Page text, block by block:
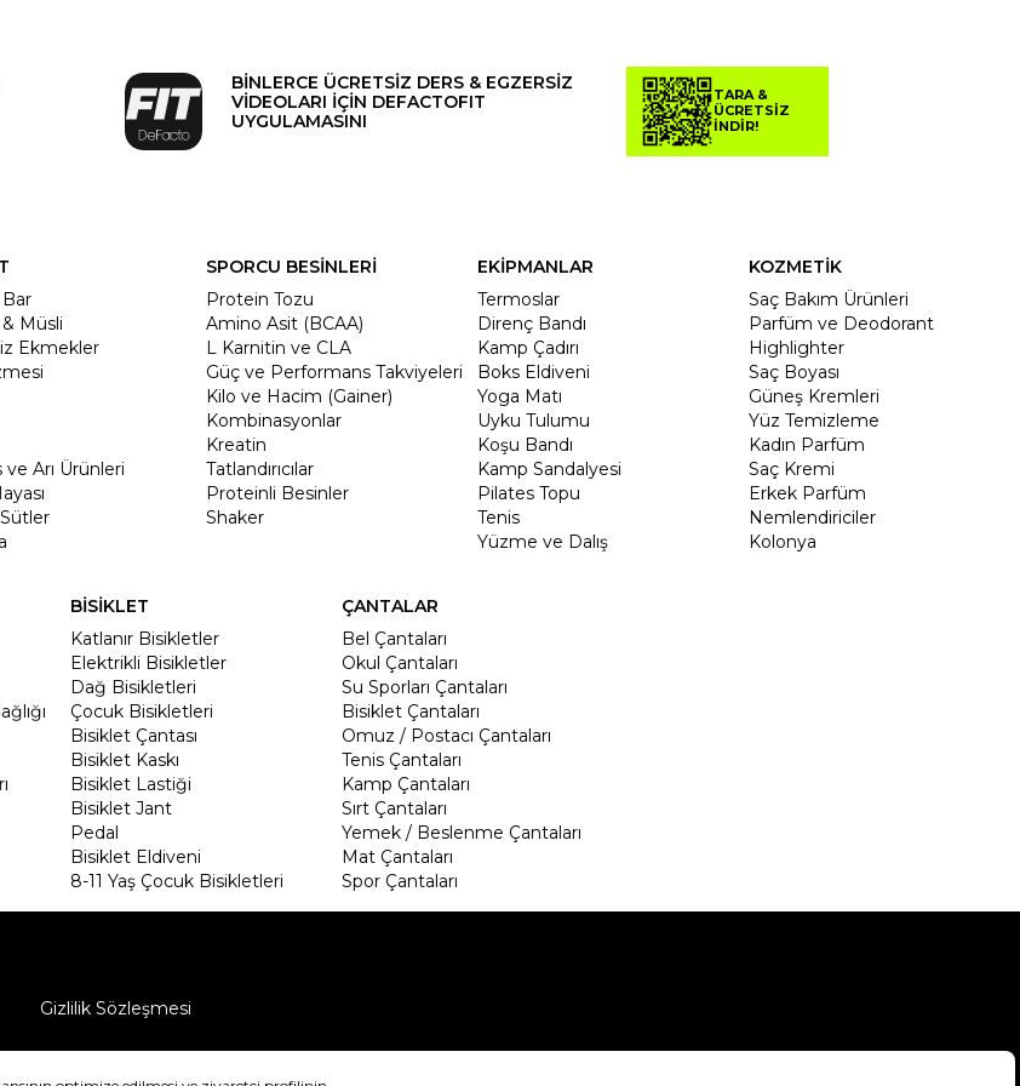
BİNLERCE ÜCRETSİZ DERS & EGZERSİZ
VİDEOLARI İÇİN DEFACTOFIT
UYGULAMASINI
TARA &
ÜCRETSİZ
İNDİR!
Müsli
Ekmekler
ve Arı Ürünleri
SPORCU BESİNLERİ
Protein Tozu
Amino Asit (BCAA)
L Karnitin ve CLA
Güç ve Performans Takviyeleri
Kilo ve Hacim (Gainer)
Kombinasyonlar
Kreatin
Tatlandırıcılar
Proteinli Besinler
Shaker
EKİPMANLAR
Termoslar
Direnç Bandı
Kamp Çadırı
Boks Eldiveni
Yoga Matı
Uyku Tulumu
Koşu Bandı
Kamp Sandalyesi
Pilates Topu
Tenis
Yüzme ve Dalış
KOZMETİK
Saç Bakım Ürünleri
Parfüm ve Deodorant
Highlighter
Saç Boyası
Güneş Kremleri
Yüz Temizleme
Kadın Parfüm
Saç Kremi
Erkek Parfüm
Nemlendiriciler
Kolonya
BİSİKLET
Katlanır Bisikletler
Elektrikli Bisikletler
Dağ Bisikletleri
Çocuk Bisikletleri
Bisiklet Çantası
Bisiklet Kaskı
Bisiklet Lastiği
Bisiklet Jant
Pedal
Bisiklet Eldiveni
8-11 Yaş Çocuk Bisikletleri
ÇANTALAR
Bel Çantaları
Okul Çantaları
Su Sporları Çantaları
Bisiklet Çantaları
Omuz / Postacı Çantaları
Tenis Çantaları
Kamp Çantaları
Sırt Çantaları
Yemek / Beslenme Çantaları
Mat Çantaları
Spor Çantaları
Gizlilik Sözleşmesi